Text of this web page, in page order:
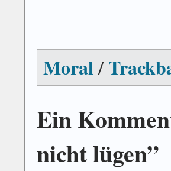
Moral/
Ein
nicht lügen”